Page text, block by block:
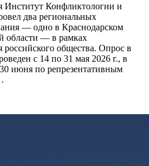
Институт Конфликтологии и
два региональных
— одно в Краснодарском
области — в рамках
российского общества. Опрос в
с 14 по 31 мая 2026 г., в
июня по репрезентативным